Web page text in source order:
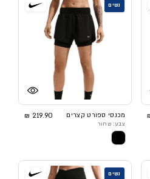
נשים
מכנסי ספורט קצרים 219.90 ₪
צבע: שחור
נשים